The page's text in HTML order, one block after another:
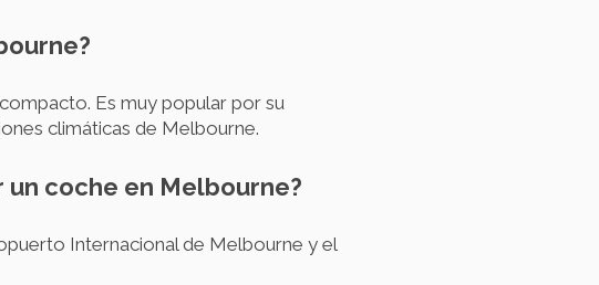
Es muy popular por su
climáticas de Melbourne.
un coche en Melbourne?
Internacional de Melbourne y el